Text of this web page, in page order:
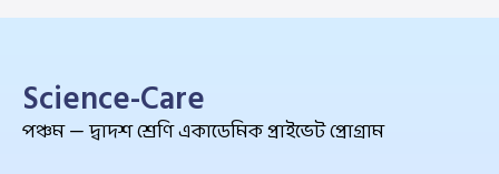
Science-Care
পঞ্চম — দ্বাদশ শ্রেণি একাডেমিক প্রাইভেট প্রোগ্রাম